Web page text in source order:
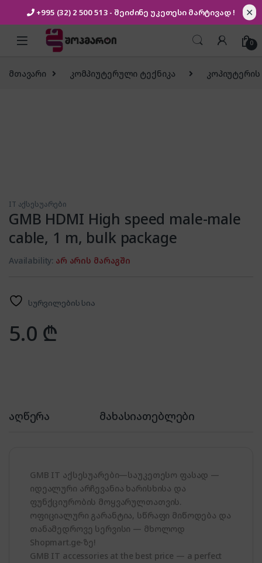
+995 (32) 2 500 513 - შეიძინე უკეთესი მარტივად ! ✕
Skip to navigation
Skip to content
0
მთავარი კომპიუტერული ტექნიკა
IT აქსესუარები
GMB HDMI High speed male-male
cable, 1 m, bulk package
Availability: არ არის მარაგში
სურვილების სია
5.0 ₾
აღწერა მახასიათებლები
GMB IT აქსესუარები—საუკეთესო ფასად —
იდეალური არჩევანია ხარისხისა და
ფუნქციურობის მოყვარულთათვის.
ოფიციალური გარანტია, სწრაფი მიწოდება და
თანამედროვე სერვისი — მხოლოდ
Shopmart.ge-ზე!
GMB IT accessories at the best price — a perfect